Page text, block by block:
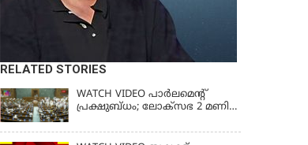
RELATED STORIES
WATCH VIDEO പാർലമെൻ്റ്
പ്രക്ഷുബ്ധം; ലോക്സഭ 2 മണി